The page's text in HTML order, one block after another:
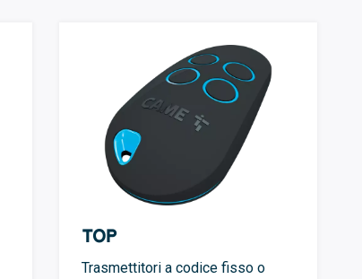
TOP
Trasmettitori a codice fisso o